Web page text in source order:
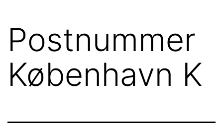
Postnummer
København K